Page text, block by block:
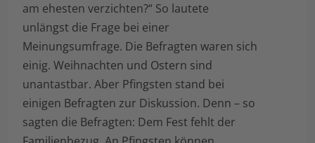
am ehesten verzichten?“ So lautete
unlängst die Frage bei einer
Meinungsumfrage. Die Befragten waren sich
einig. Weihnachten und Ostern sind
unantastbar. Aber Pfingsten stand bei
einigen Befragten zur Diskussion. Denn – so
sagten die Befragten: Dem Fest fehlt der